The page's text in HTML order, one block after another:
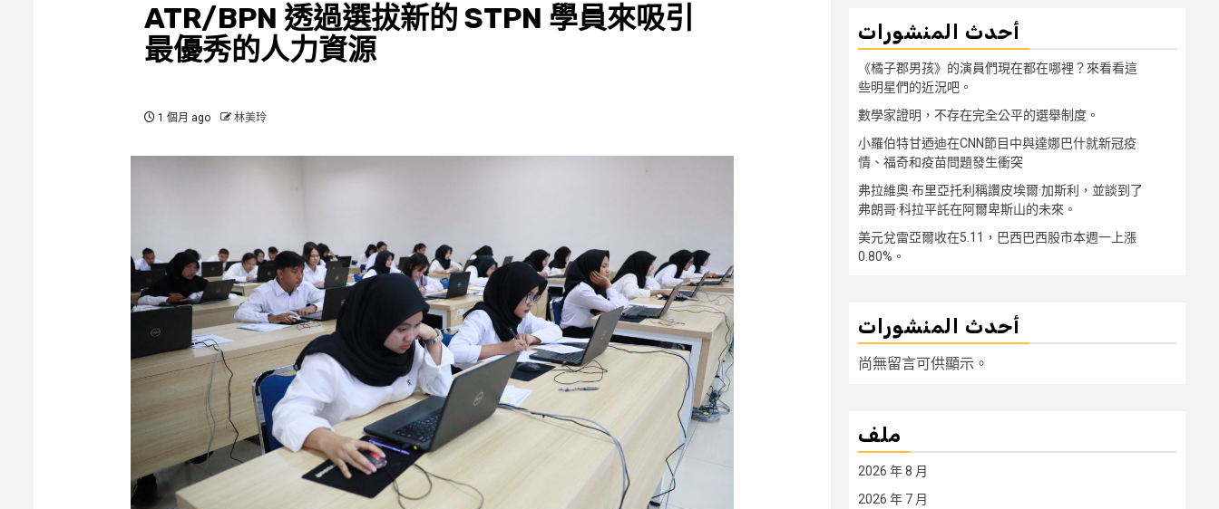
ATR/BPN 透過選拔新的 STPN 學員來吸引
最優秀的人力資源
1 個月 ago 林美玲
أحدث المنشورات
《橘子郡男孩》的演員們現在都在哪裡？來看看這
些明星們的近況吧。
數學家證明，不存在完全公平的選舉制度。
小羅伯特甘迺迪在CNN節目中與達娜巴什就新冠疫
情、福奇和疫苗問題發生衝突
弗拉維奧·布里亞托利稱讚皮埃爾·加斯利，並談到了
弗朗哥·科拉平託在阿爾卑斯山的未來。
美元兌雷亞爾收在5.11，巴西巴西股市本週一上漲
0.80%。
أحدث المنشورات
尚無留言可供顯示。
ملف
2026 年 8 月
2026 年 7 月